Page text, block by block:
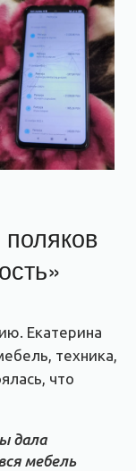
Екатерина
техника,
что
дала
мебель